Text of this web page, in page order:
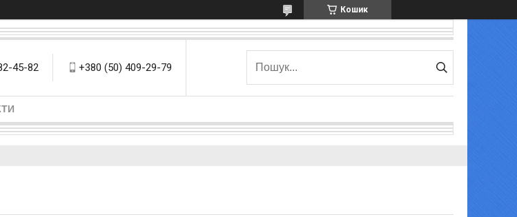
Кошик
45-82 +380 (50) 409-29-79